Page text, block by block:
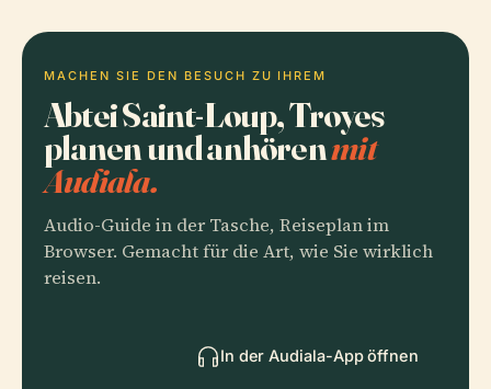
MACHEN SIE DEN BESUCH ZU IHREM
Abtei Saint-Loup, Troyes
planen und anhörenmit
Audiala.
Audio-Guide in der Tasche, Reiseplan im
Browser. Gemacht für die Art, wie Sie wirklich
reisen.
In der Audiala-App öffnen